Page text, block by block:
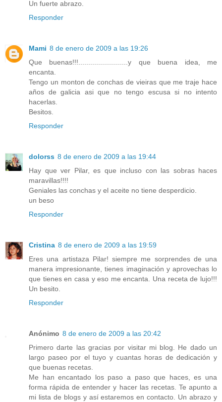
Un fuerte abrazo.
Responder
Mami 8 de enero de 2009 a las 19:26
Que buenas!!!.........................y que buena idea, me
encanta.
Tengo un monton de conchas de vieiras que me traje hace
años de galicia asi que no tengo escusa si no intento
hacerlas.
Besitos.
Responder
dolorss 8 de enero de 2009 a las 19:44
Hay que ver Pilar, es que incluso con las sobras haces
maravillas!!!!
Geniales las conchas y el aceite no tiene desperdicio.
un beso
Responder
Cristina 8 de enero de 2009 a las 19:59
Eres una artistaza Pilar! siempre me sorprendes de una
manera impresionante, tienes imaginación y aprovechas lo
que tienes en casa y eso me encanta. Una receta de lujo!!!
Un besito.
Responder
Anónimo 8 de enero de 2009 a las 20:42
Primero darte las gracias por visitar mi blog. He dado un
largo paseo por el tuyo y cuantas horas de dedicación y
que buenas recetas.
Me han encantado los paso a paso que haces, es una
forma rápida de entender y hacer las recetas. Te apunto a
mi lista de blogs y así estaremos en contacto. Un abrazo y